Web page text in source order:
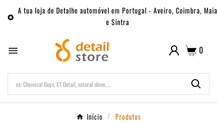

A tua loja de Detalhe automóvel em Portugal - Aveiro, Coimbra, Maia
e Sintra
 0
Início Produtos